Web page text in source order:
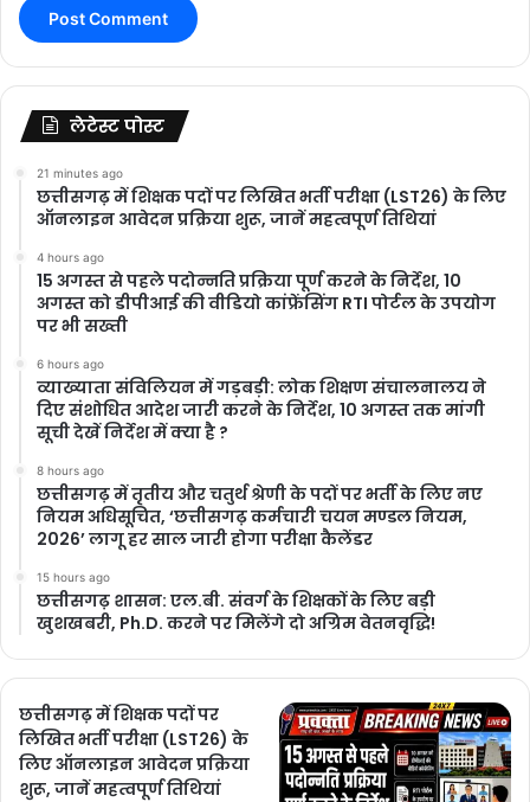
लेटेस्ट पोस्ट
21 minutes ago
छत्तीसगढ़ में शिक्षक पदों पर लिखित भर्ती परीक्षा (LST26) के लिए
ऑनलाइन आवेदन प्रक्रिया शुरू, जानें महत्वपूर्ण तिथियां
4 hours ago
15 अगस्त से पहले पदोन्नति प्रक्रिया पूर्ण करने के निर्देश, 10
अगस्त को डीपीआई की वीडियो कांफ्रेंसिंग RTI पोर्टल के उपयोग
पर भी सख्ती
6 hours ago
​व्याख्याता संविलियन में गड़बड़ी: लोक शिक्षण संचालनालय ने
दिए संशोधित आदेश जारी करने के निर्देश, 10 अगस्त तक मांगी
सूची देखें निर्देश में क्या है ?
8 hours ago
छत्तीसगढ़ में तृतीय और चतुर्थ श्रेणी के पदों पर भर्ती के लिए नए
नियम अधिसूचित, ‘छत्तीसगढ़ कर्मचारी चयन मण्डल नियम,
2026’ लागू हर साल जारी होगा परीक्षा कैलेंडर
15 hours ago
छत्तीसगढ़ शासन: एल.बी. संवर्ग के शिक्षकों के लिए बड़ी
खुशखबरी, Ph.D. करने पर मिलेंगे दो अग्रिम वेतनवृद्धि!
छत्तीसगढ़ में शिक्षक पदों पर
लिखित भर्ती परीक्षा (LST26) के
लिए ऑनलाइन आवेदन प्रक्रिया
शुरू, जानें महत्वपूर्ण तिथियां